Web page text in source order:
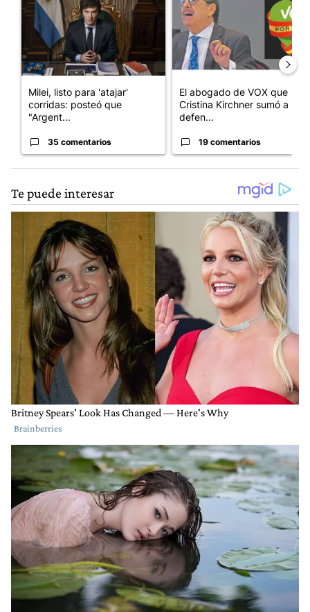
Milei, listo para 'atajar'
corridas: posteó que
"Argent...
35 comentarios
El abogado de VOX que
Cristina Kirchner sumó a su
defen...
19 comentarios